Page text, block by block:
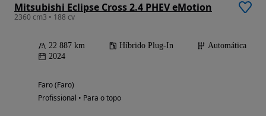
Mitsubishi Eclipse Cross 2.4 PHEV eMotion
2360 cm3 • 188 cv
22 887 km Híbrido Plug-In
Automática
2024
Faro (Faro)
Profissional • Para o topo